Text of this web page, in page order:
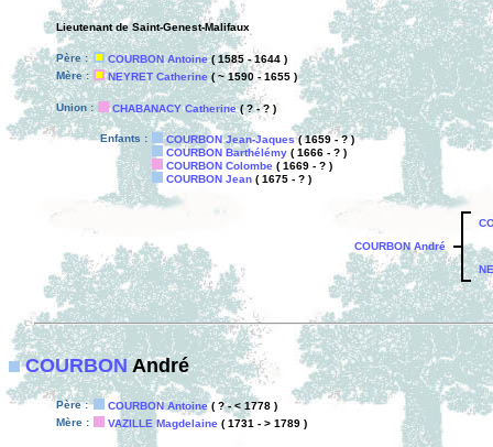
Lieutenant de Saint-Genest-Malifaux
Père : COURBON Antoine( 1585 - 1644 )
Mère :
NEYRET Catherine ( ~ 1590 - 1655 )
Union : CHABANACY Catherine( ? - ? )
Enfants : COURBON Jean-Jaques( 1659 - ? )
COURBON Barthélémy ( 1666 - ? )
COURBON Colombe ( 1669 - ? )
COURBON Jean ( 1675 - ? )
COURBON André
COURBONAndré
Père : COURBON Antoine( ? - < 1778 )
Mère :
VAZILLE Magdelaine ( 1731 - > 1789 )